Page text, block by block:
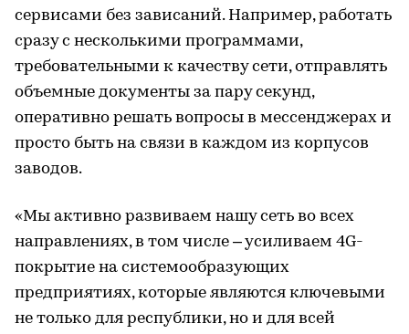
сервисами без зависаний. Например, работать
сразу с несколькими программами,
требовательными к качеству сети, отправлять
объемные документы за пару секунд,
оперативно решать вопросы в мессенджерах и
просто быть на связи в каждом из корпусов
заводов.
«Мы активно развиваем нашу сеть во всех
направлениях, в том числе – усиливаем 4G-
покрытие на системообразующих
предприятиях, которые являются ключевыми
не только для республики, но и для всей